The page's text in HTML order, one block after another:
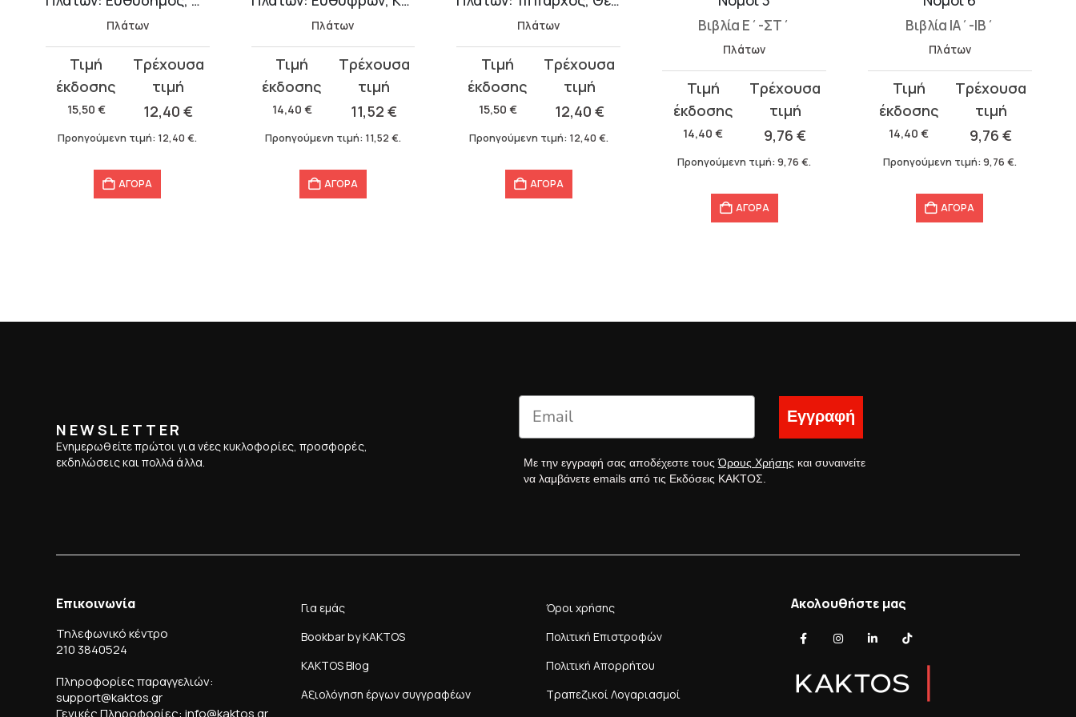
Πλάτων
15,50 €
Original
price
was:
15,50 €.
12,40€
τρέχουσα
τιμή
είναι:
Προηγούμενη τιμή: 12,40€.
ΑΓΟΡΑ
Πλάτων
14,40 €
Original
price
was:
14,40 €.
11,52€
τρέχουσα
τιμή
είναι:
Προηγούμενη τιμή: 11,52 €.
ΑΓΟΡΑ
Πλάτων
15,50 €
Original
price
was:
15,50 €.
12,40 €
τρέχουσα
τιμή
είναι:
Προηγούμενη τιμή: 12,40 €.
ΑΓΟΡΑ
Βιβλία Ε΄-ΣΤ΄
Πλάτων
14,40€
Original
price
was:
14,40 €.
9,76€
τρέχουσα
τιμή
είναι:
Προηγούμενη τιμή:9,76€.
ΑΓΟΡΑ
Βιβλία ΙΑ΄-ΙΒ΄
Πλάτων
14,40€
Original
price
was:
14,40 €.
9,76€
τρέχουσα
τιμή
είναι:
Προηγούμενη τιμή: 9,76 €.
ΑΓΟΡΑ
NEWSLETTER
Ενημερωθείτε πρώτοι για νέες κυκλοφορίες, προσφορές,
εκδηλώσεις και πολλά άλλα.
Εγγραφή
Με την εγγραφή σας αποδέχεστε τουςΌρους Χρήσης και συναινείτε
να λαμβάνετε emails από τις Εκδόσεις ΚΑΚΤΟΣ.
Επικοινωνία
Τηλεφωνικό κέντρο
210 3840524
Πληροφορίες παραγγελιών:
support@kaktos.gr
Γενικές Πληροφορίες: info@kaktos.gr
Για εμάς
Bookbar by KAKTOS
KAKTOS Blog
Αξιολόγηση έργων συγγραφέων
Όροι χρήσης
Πολιτική Επιστροφών
Πολιτική Απορρήτου
Τραπεζικοί Λογαριασμοί
Ακολουθήστε μας